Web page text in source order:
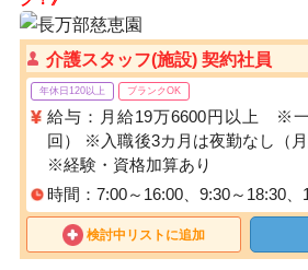
介護スタッフ(施設) 契約社員
年休日120以上 ブランクOK
給与：月給19万6600円以上 ※
回） ※入職後3カ月は夜勤なし（月
※経験・資格加算あり
時間：7:00～16:00、9:30～18:30、
検討中リストに追加